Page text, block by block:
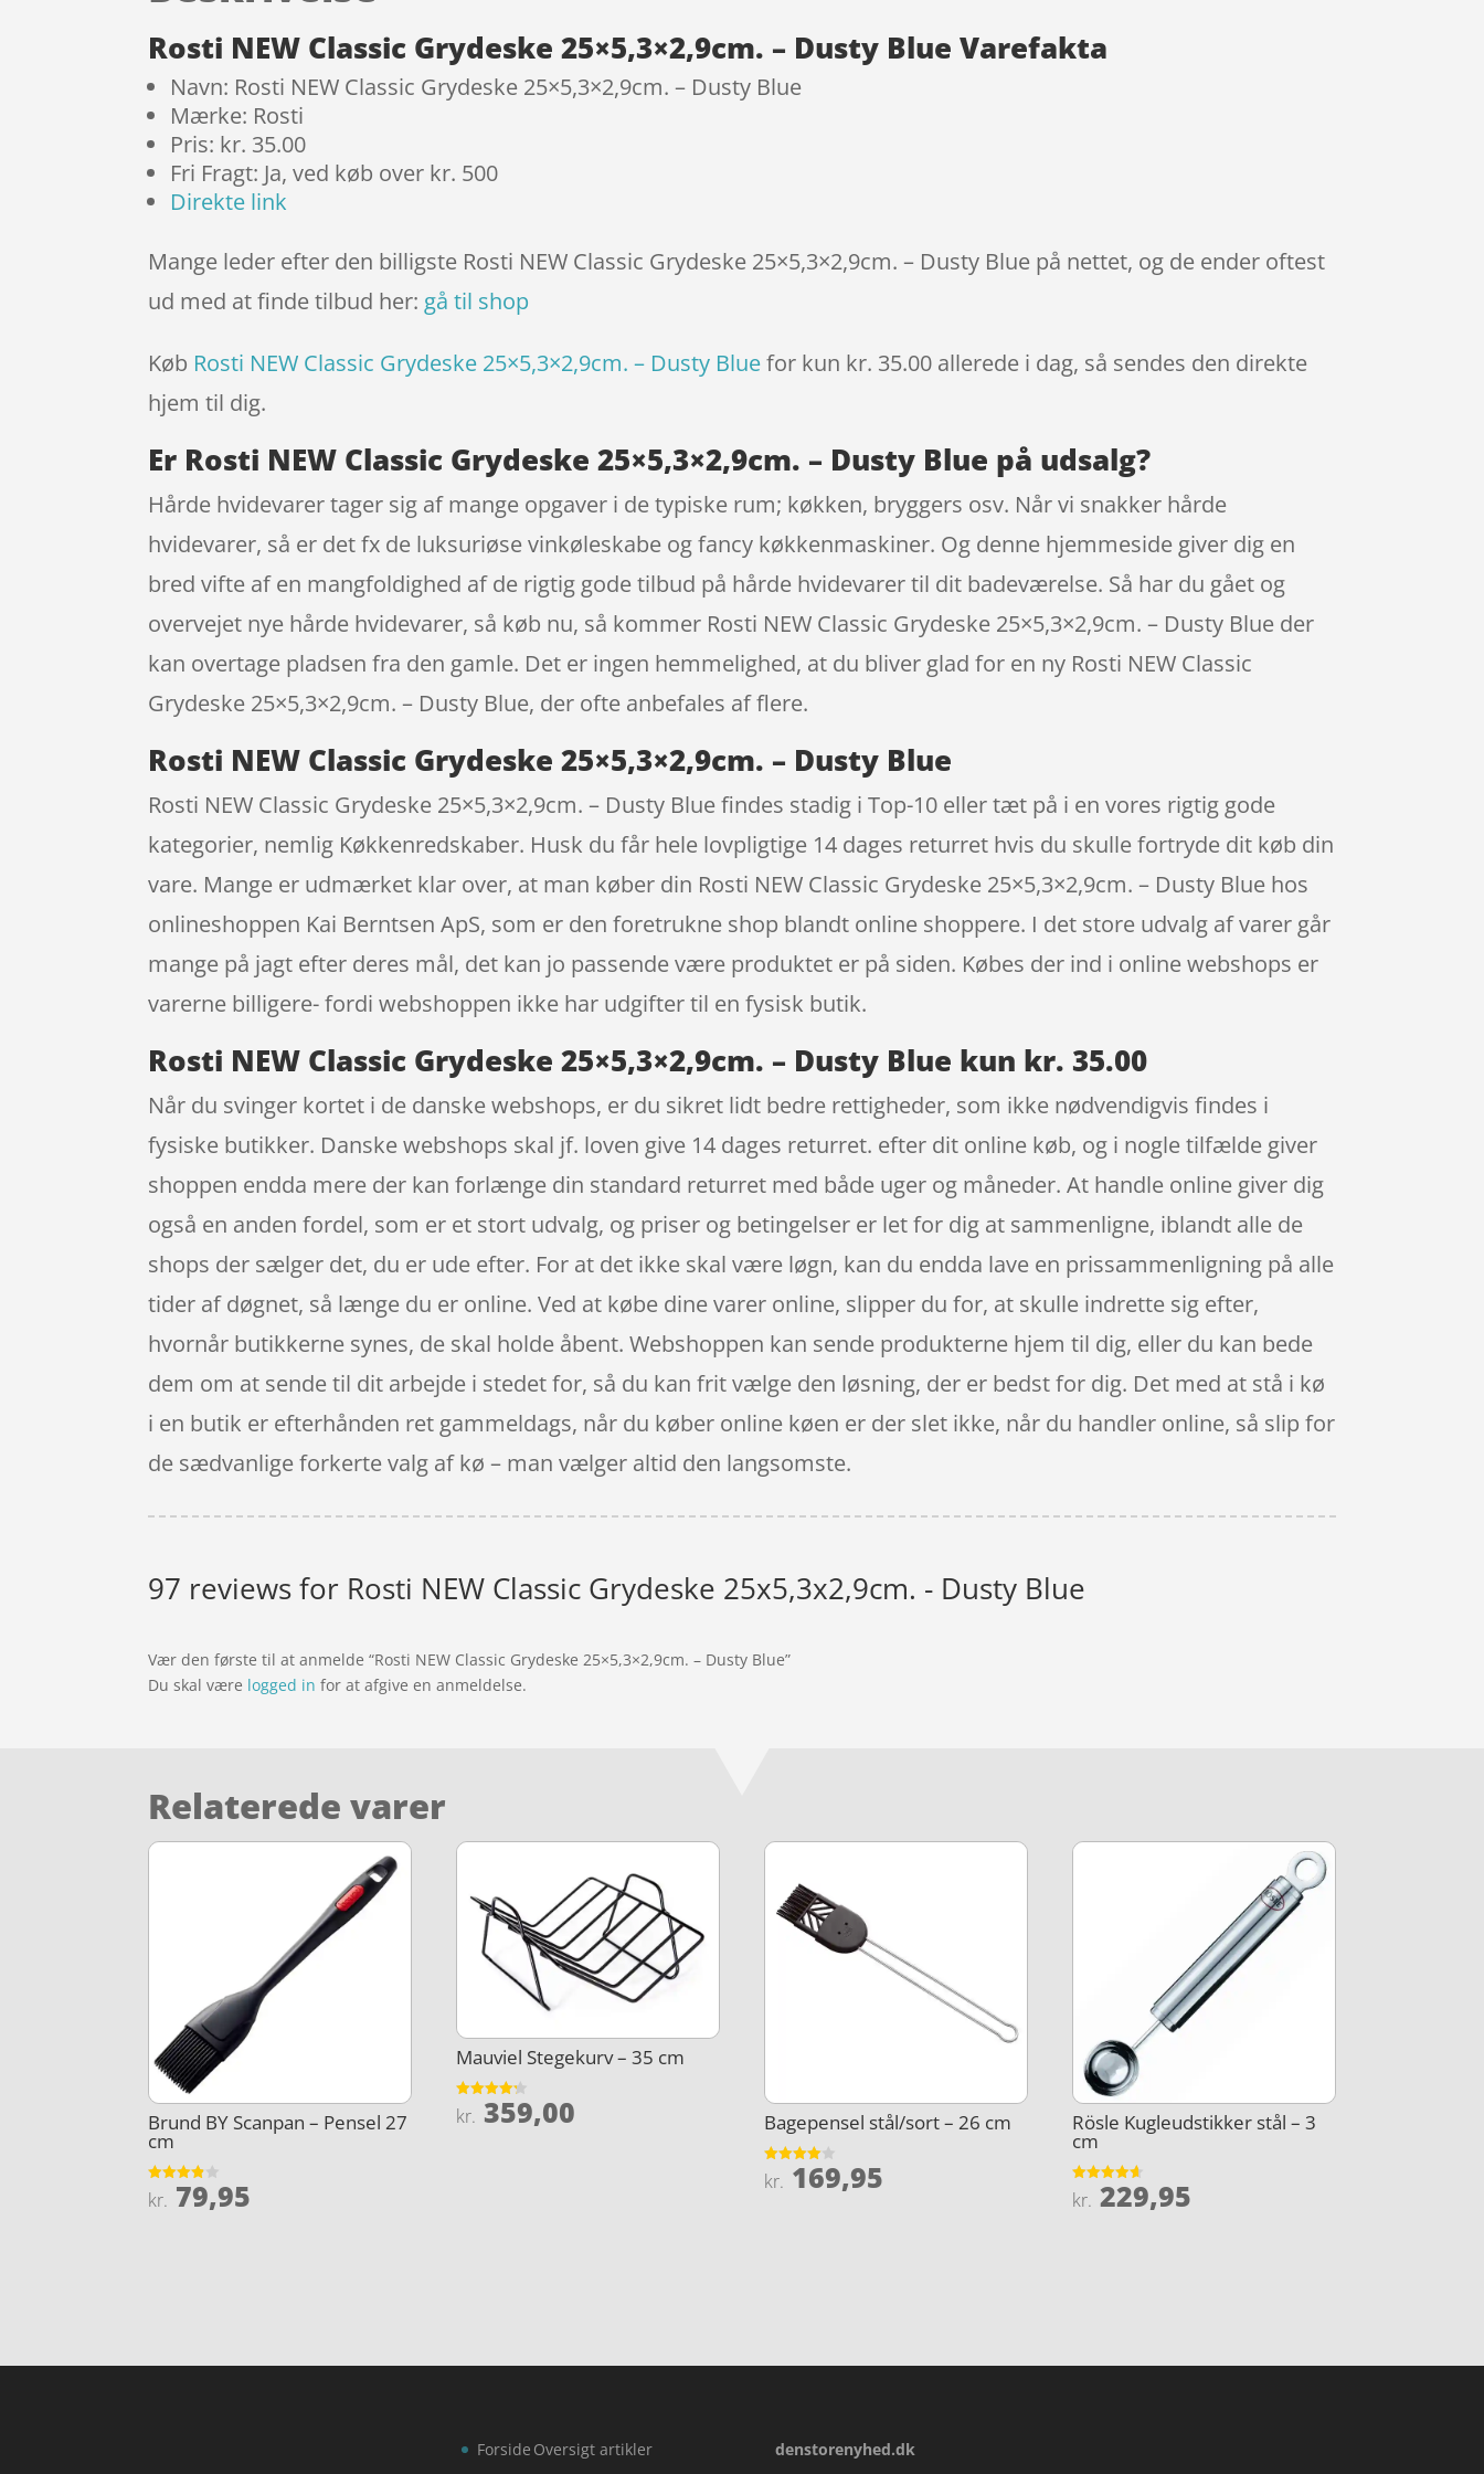
ømmels
Rosti NEW Classic Grydeske 25×5,3×2,9cm. – Dusty Blue Varefakta
Navn: Rosti NEW Classic Grydeske 25×5,3×2,9cm. – Dusty Blue
Mærke: Rosti
Pris: kr. 35.00
Fri Fragt: Ja, ved køb over kr. 500
Direkte link
Mange leder efter den billigste Rosti NEW Classic Grydeske 25×5,3×2,9cm. – Dusty Blue på nettet, og de ender oftest
ud med at finde tilbud her: gå til shop
Køb Rosti NEW Classic Grydeske 25×5,3×2,9cm. – Dusty Bluefor kun kr. 35.00 allerede i dag, så sendes den direkte
hjem til dig.
Er Rosti NEW Classic Grydeske 25×5,3×2,9cm. – Dusty Blue på udsalg?
Hårde hvidevarer tager sig af mange opgaver i de typiske rum; køkken, bryggers osv. Når vi snakker hårde
hvidevarer, så er det fx de luksuriøse vinkøleskabe og fancy køkkenmaskiner. Og denne hjemmeside giver dig en
bred vifte af en mangfoldighed af de rigtig gode tilbud på hårde hvidevarer til dit badeværelse. Så har du gået og
overvejet nye hårde hvidevarer, så køb nu, så kommer Rosti NEW Classic Grydeske 25×5,3×2,9cm. – Dusty Blue der
kan overtage pladsen fra den gamle. Det er ingen hemmelighed, at du bliver glad for en ny Rosti NEW Classic
Grydeske 25×5,3×2,9cm. – Dusty Blue, der ofte anbefales af flere.
Rosti NEW Classic Grydeske 25×5,3×2,9cm. – Dusty Blue
Rosti NEW Classic Grydeske 25×5,3×2,9cm. – Dusty Blue findes stadig i Top-10 eller tæt på i en vores rigtig gode
kategorier, nemlig Køkkenredskaber. Husk du får hele lovpligtige 14 dages returret hvis du skulle fortryde dit køb din
vare. Mange er udmærket klar over, at man køber din Rosti NEW Classic Grydeske 25×5,3×2,9cm. – Dusty Blue hos
onlineshoppen Kai Berntsen ApS, som er den foretrukne shop blandt online shoppere. I det store udvalg af varer går
mange på jagt efter deres mål, det kan jo passende være produktet er på siden. Købes der ind i online webshops er
varerne billigere- fordi webshoppen ikke har udgifter til en fysisk butik.
Rosti NEW Classic Grydeske 25×5,3×2,9cm. – Dusty Blue kun kr. 35.00
Når du svinger kortet i de danske webshops, er du sikret lidt bedre rettigheder, som ikke nødvendigvis findes i
fysiske butikker. Danske webshops skal jf. loven give 14 dages returret. efter dit online køb, og i nogle tilfælde giver
shoppen endda mere der kan forlænge din standard returret med både uger og måneder. At handle online giver dig
også en anden fordel, som er et stort udvalg, og priser og betingelser er let for dig at sammenligne, iblandt alle de
shops der sælger det, du er ude efter. For at det ikke skal være løgn, kan du endda lave en prissammenligning på alle
tider af døgnet, så længe du er online. Ved at købe dine varer online, slipper du for, at skulle indrette sig efter,
hvornår butikkerne synes, de skal holde åbent. Webshoppen kan sende produkterne hjem til dig, eller du kan bede
dem om at sende til dit arbejde i stedet for, så du kan frit vælge den løsning, der er bedst for dig. Det med at stå i kø
i en butik er efterhånden ret gammeldags, når du køber online køen er der slet ikke, når du handler online, så slip for
de sædvanlige forkerte valg af kø – man vælger altid den langsomste.
97 reviews for Rosti NEW Classic Grydeske 25x5,3x2,9cm. - Dusty Blue
Vær den første til at anmelde “Rosti NEW Classic Grydeske 25×5,3×2,9cm. – Dusty Blue”
Du skal være logged in for at afgive en anmeldelse.
Relaterede varer
Brund BY Scanpan – Pensel 27
cm
Vurderet
3.8
kr. 79,95
Mauviel Stegekurv – 35 cm
Vurderet
4.2
kr. 359,00 Bagepensel stål/sort – 26 cm
Vurderet
4
kr. 169,95
Rösle Kugleudstikker stål – 3
cm
Vurderet
4.6
kr. 229,95
Forside Oversigt artikler denstorenyhed.dk